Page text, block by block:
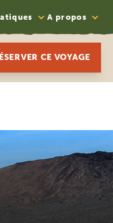
A propos
CE VOYAGE